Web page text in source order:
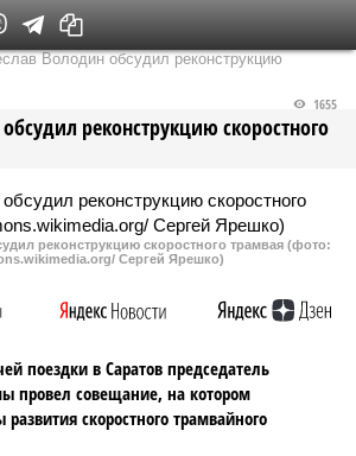
Версия в Саратове
Володин обсудил реконструкцию
реконструкцию скоростного
1655
реконструкцию скоростного трамвая (фото:
Сергей Ярешко)
поездки в Саратов председатель
провел совещание, на котором
скоростного трамвайного